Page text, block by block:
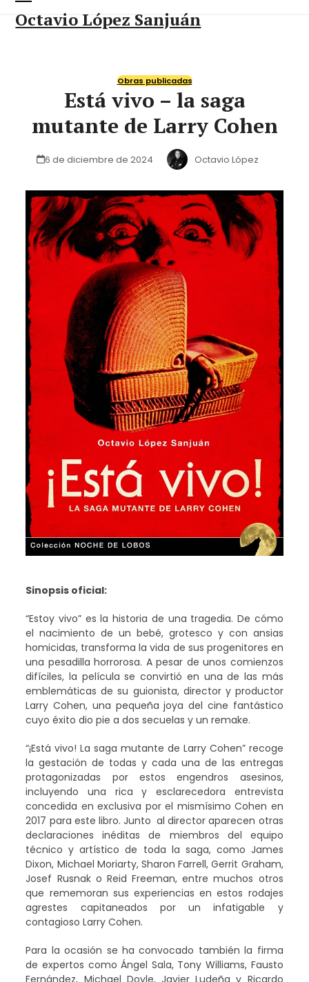
Skip
Octavio López Sanjuán
Open
Close
Obras publicadas
Está vivo – la saga
mutante de Larry Cohen
6 de diciembre de 2024 Octavio López
Sinopsis oficial:
“Estoy vivo” es la historia de una tragedia. De cómo
el nacimiento de un bebé, grotesco y con ansias
homicidas, transforma la vida de sus progenitores en
una pesadilla horrorosa. A pesar de unos comienzos
difíciles, la película se convirtió en una de las más
emblemáticas de su guionista, director y productor
Larry Cohen, una pequeña joya del cine fantástico
cuyo éxito dio pie a dos secuelas y un remake.
“¡Está vivo! La saga mutante de Larry Cohen” recoge
la gestación de todas y cada una de las entregas
protagonizadas por estos engendros asesinos,
incluyendo una rica y esclarecedora entrevista
concedida en exclusiva por el mismísimo Cohen en
2017 para este libro. Junto al director aparecen otras
declaraciones inéditas de miembros del equipo
técnico y artístico de toda la saga, como James
Dixon, Michael Moriarty, Sharon Farrell, Gerrit Graham,
Josef Rusnak o Reid Freeman, entre muchos otros
que rememoran sus experiencias en estos rodajes
agrestes capitaneados por un infatigable y
contagioso Larry Cohen.
Para la ocasión se ha convocado también la firma
de expertos como Ángel Sala, Tony Williams, Fausto
Fernández, Michael Doyle, Javier Ludeña y Ricardo